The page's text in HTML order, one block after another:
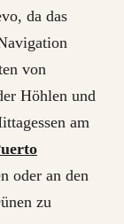
da das
von
Höhlen und
am
oder an den
zu